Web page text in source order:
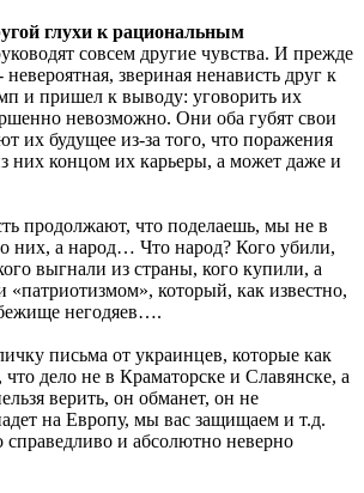
глухи к рациональным
совсем другие чувства. И прежде
звериная ненависть друг к
и пришел к выводу: уговорить их
невозможно. Они оба губят свои
их будущее из-за того, что поражения
них концом их карьеры, а может даже и
продолжают, что поделаешь, мы не в
них, а народ… Что народ? Кого убили,
выгнали из страны, кого купили, а
«патриотизмом», который, как известно,
негодяев….
письма от украинцев, которые как
дело не в Краматорске и Славянске, а
верить, он обманет, он не
на Европу, мы вас защищаем и т.д.
и абсолютно неверно